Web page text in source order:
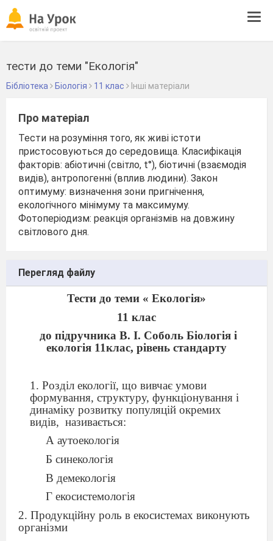
тести до теми "Екологія"
Бібліотека Біологія 11 клас Інші матеріали
Про матеріал
Тести на розуміння того, як живі істоти
пристосовуються до середовища. Класифікація
факторів: абіотичні (світло, t°), біотичні (взаємодія
видів), антропогенні (вплив людини). Закон
оптимуму: визначення зони пригнічення,
екологічного мінімуму та максимуму.
Фотоперіодизм: реакція організмів на довжину
світлового дня.
Перегляд файлу
Тести до теми « Екологія»
11 клас
до підручника В. І. Соболь Біологія і
екологія 11клас, рівень стандарту
1. Розділ екології, що вивчає умови
формування, структуру, функціонування і
динаміку розвитку популяцій окремих
видів, називається:
А аутоекологія
Б синекологія
В демекологія
Г екосистемологія
2. Продукційну роль в екосистемах виконують
організми